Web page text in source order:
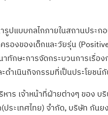
ปแบบกลไกภายในสถานประก
องของเด็กและวัยรุ่น
กษะการจัดกระบวนการเรื่อง
ดำเนินกิจกรรมที่เป็นประโยช
ร เจ้าหน้าที่ฝ่ายต่างๆ ของ บริ
ระเทศไทย) จำกัด, บริษัท กัน